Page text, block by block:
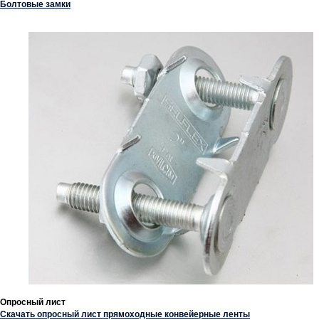
Болтовые замки
Опросный лист
Скачать опросный лист прямоходные конвейерные ленты